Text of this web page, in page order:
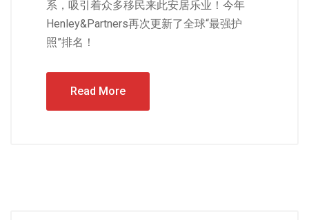
系，吸引着众多移民来此安居乐业！今年
Henley&Partners再次更新了全球“最强护
照”排名！
Read More